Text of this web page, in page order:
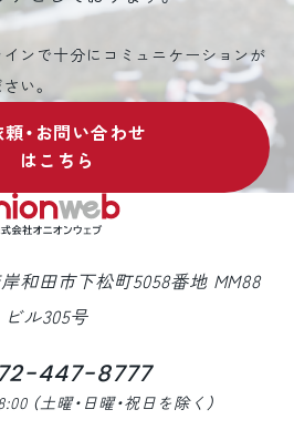
ンで十分にコミュニケーションが
い。
頼・お問い合わせ
はこちら
和田市下松町5058番地 MM88
ビル305号
447-8777
（土曜・日曜・祝日を除く）